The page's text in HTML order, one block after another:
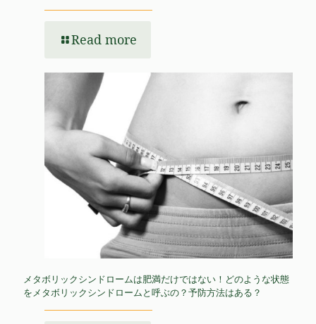
Read more
メタボリックシンドロームは肥満だけではない！どのような状態
をメタボリックシンドロームと呼ぶの？予防方法はある？